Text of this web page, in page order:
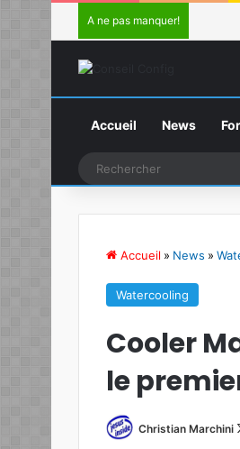
A ne pas manquer!
Accueil News
Accueil » News »
Watercooling
Cooler
le
Christian Marchini